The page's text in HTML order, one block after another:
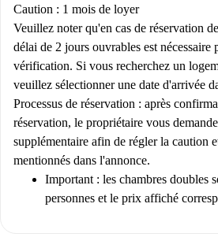
Caution : 1 mois de loyer
Veuillez noter qu'en cas de réservation
délai de 2 jours ouvrables est
vérification. Si vous recherchez un
veuillez sélectionner une date d'arrivée
Processus de réservation : après
réservation, le propriétaire vous
supplémentaire afin de régler la caution
mentionnés dans l'annonce.
Important : les chambres doubles
personnes et le prix affiché